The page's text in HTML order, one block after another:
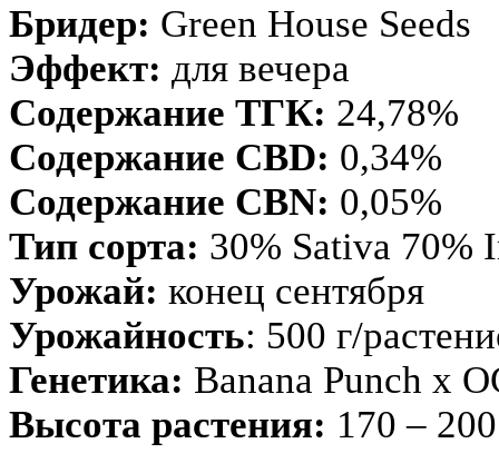
Бридер: Green House Seeds
Эффект: для вечера
Содержание ТГК: 24,78%
Содержание CBD: 0,34%
Содержание CBN: 0,05%
Тип сорта: 30% Sativa 70%
Урожай: конец сентября
Урожайность: 500 г/
Генетика: Banana Punch x
Высота растения: 170 –